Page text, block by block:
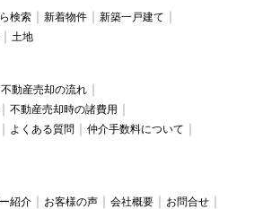
検索 新着物件
新築一戸建て
土地
不動産売却の流れ
不動産売却時の諸費用
よくある質問
仲介手数料について
紹介 お客様の声 会社概要
お問合せ